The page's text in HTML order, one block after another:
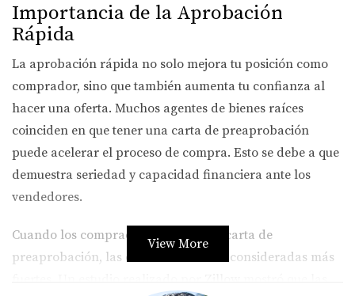
Importancia de la Aprobación
Rápida
La aprobación rápida no solo mejora tu posición como
comprador, sino que también aumenta tu confianza al
hacer una oferta. Muchos agentes de bienes raíces
coinciden en que tener una carta de preaprobación
puede acelerar el proceso de compra. Esto se debe a que
demuestra seriedad y capacidad financiera ante los
vendedores.
Cuando los compradores tienen una carta de
preaprobación, las ofertas suelen ser consideradas más
View More